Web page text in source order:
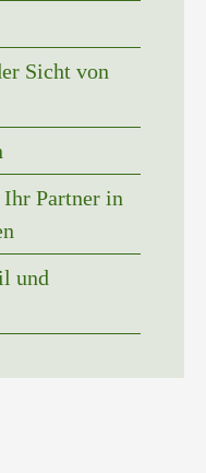
Sicht von
Ihr Partner in
und